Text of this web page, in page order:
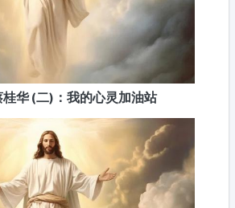
桂华 (二)：我的心灵加油站